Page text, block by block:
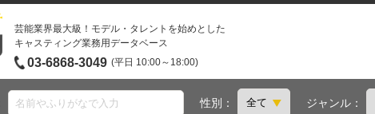
芸能業界最大級！モデル・タレントを始めとした
キャスティング業務用データベース
03-6868-3049 (平日 10:00～18:00)
性別： ジャンル：